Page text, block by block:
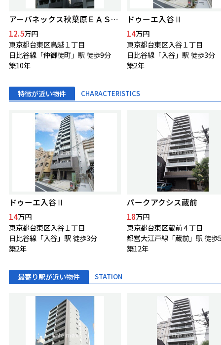
アーバネックス秋葉原ＥＡＳＴⅡ
12.5万円
東京都台東区鳥越１丁目
日比谷線「仲御徒町」駅 徒歩9分
築10年
ドゥーエ入谷Ⅱ
14万円
東京都台東区入谷１丁目
日比谷線「入谷」駅 徒歩3分
築2年
特徴が近い物件 CHARACTERISTICS
ドゥーエ入谷Ⅱ
14万円
東京都台東区入谷１丁目
日比谷線「入谷」駅 徒歩3分
築2年
パークアクシス蔵前
18万円
東京都台東区蔵前４丁目
都営大江戸線「蔵前」駅 徒歩
築12年
最寄り駅が近い物件 STATION